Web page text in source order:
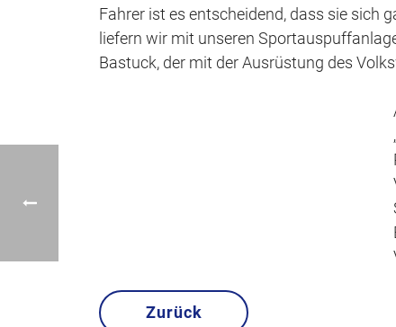
Fahrer ist es entscheidend, dass sie sich
liefern wir mit unseren
Bastuck, der mit der Ausrüstung des
Zurück